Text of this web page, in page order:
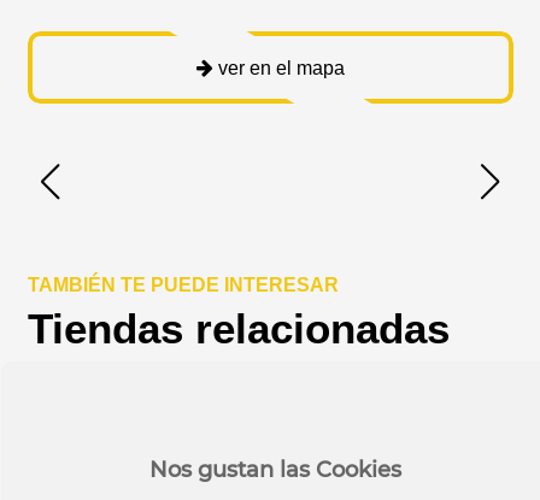
ver en el mapa
TAMBIÉN TE PUEDE INTERESAR
Tiendas relacionadas
Nos gustan las Cookies